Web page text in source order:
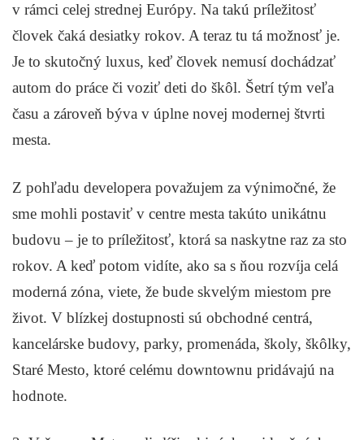
v rámci celej strednej Európy. Na takú príležitosť
človek čaká desiatky rokov. A teraz tu tá možnosť je.
Je to skutočný luxus, keď človek nemusí dochádzať
autom do práce či voziť deti do škôl. Šetrí tým veľa
času a zároveň býva v úplne novej modernej štvrti
mesta.
Z pohľadu developera považujem za výnimočné, že
sme mohli postaviť v centre mesta takúto unikátnu
budovu – je to príležitosť, ktorá sa naskytne raz za sto
rokov. A keď potom vidíte, ako sa s ňou rozvíja celá
moderná zóna, viete, že bude skvelým miestom pre
život. V blízkej dostupnosti sú obchodné centrá,
kancelárske budovy, parky, promenáda, školy, škôlky,
Staré Mesto, ktoré celému downtownu pridávajú na
hodnote.